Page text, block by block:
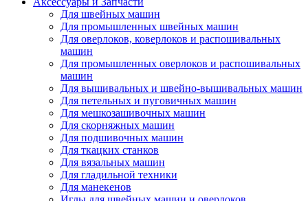
Для швейных машин
Для промышленных швейных машин
Для оверлоков, коверлоков и распошивальных
машин
Для промышленных оверлоков и распошивальных
машин
Для вышивальных и швейно-вышивальных машин
Для петельных и пуговичных машин
Для мешкозашивочных машин
Для скорняжных машин
Для подшивочных машин
Для ткацких станков
Для вязальных машин
Для гладильной техники
Для манекенов